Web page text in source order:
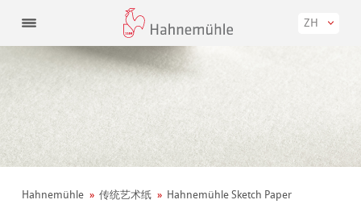
ZH
Hahnemühle 传统艺术纸
Hahnemühle Sketch Paper